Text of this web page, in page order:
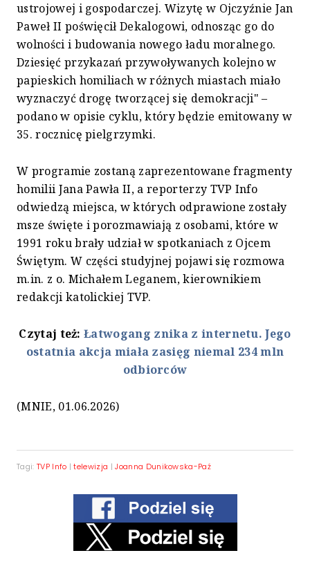
ustrojowej i gospodarczej. Wizytę w Ojczyźnie Jan
Paweł II poświęcił Dekalogowi, odnosząc go do
wolności i budowania nowego ładu moralnego.
Dziesięć przykazań przywoływanych kolejno w
papieskich homiliach w różnych miastach miało
wyznaczyć drogę tworzącej się demokracji" –
podano w opisie cyklu, który będzie emitowany w
35. rocznicę pielgrzymki.
W programie zostaną zaprezentowane fragmenty
homilii Jana Pawła II, a reporterzy TVP Info
odwiedzą miejsca, w których odprawione zostały
msze święte i porozmawiają z osobami, które w
1991 roku brały udział w spotkaniach z Ojcem
Świętym. W części studyjnej pojawi się rozmowa
m.in. z o. Michałem Leganem, kierownikiem
redakcji katolickiej TVP.
Czytaj też:Łatwogang znika z internetu. Jego
ostatnia akcja miała zasięg niemal 234 mln
odbiorców
(MNIE, 01.06.2026)
Tagi: TVP Info |telewizja |Joanna Dunikowska-Paź